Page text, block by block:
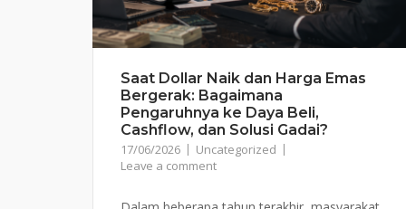
Saat Dollar Naik dan Harga Emas
Bergerak: Bagaimana
Pengaruhnya ke Daya Beli,
Cashflow, dan Solusi Gadai?
17/06/2026
Uncategorized
Leave a comment